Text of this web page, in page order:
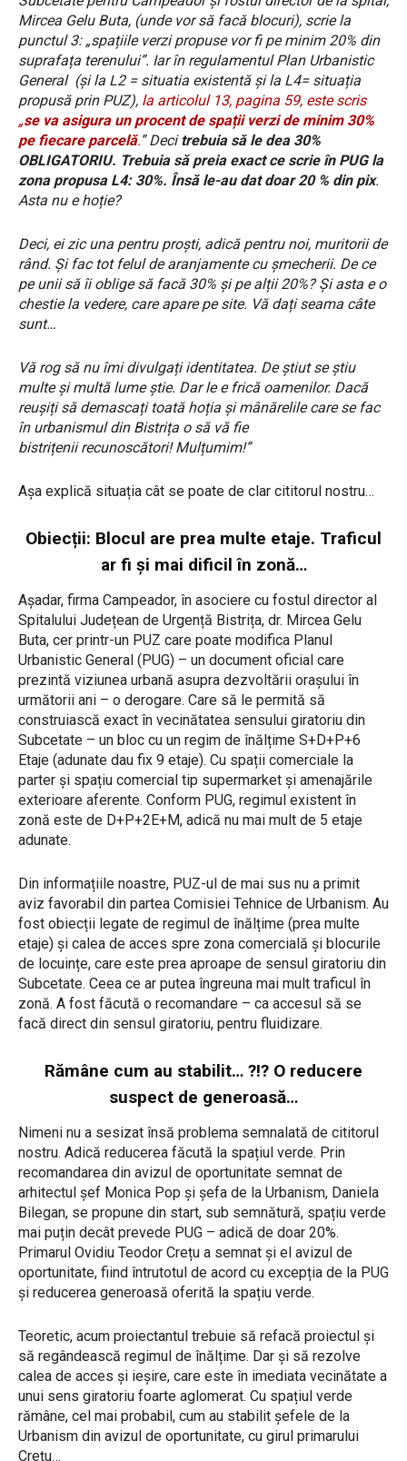
Mircea Gelu Buta, (unde vor să facă blocuri), scrie la
punctul 3: „spațiile verzi propuse vor fi pe minim 20% din
suprafața terenului”. Iar în regulamentul Plan Urbanistic
General (și la L2 = situatia existentă și la L4= situația
propusă prin PUZ), la articolul 13, pagina 59, este scris
„se va asigura un procent de spații verzi de minim 30%
pe fiecare parcelă.” Decitrebuia să le dea 30%
OBLIGATORIU. Trebuia să preia exact ce scrie în PUG la
zona propusa L4: 30%. Însă le-au dat doar 20 % din pix.
Asta nu e hoție?
Deci, ei zic una pentru proști, adică pentru noi, muritorii de
rând. Și fac tot felul de aranjamente cu șmecherii. De ce
pe unii să îi oblige să facă 30% și pe alții 20%? Și asta e o
chestie la vedere, care apare pe site. Vă dați seama câte
sunt…
Vă rog să nu îmi divulgați identitatea. De știut se știu
multe și multă lume știe. Dar le e frică oamenilor. Dacă
reușiți să demascați toată hoția și mânărelile care se fac
în urbanismul din Bistrița o să vă fie
bistrițenii recunoscători! Mulțumim!”
Așa explică situația cât se poate de clar cititorul nostru…
Obiecții: Blocul are prea multe etaje. Traficul
ar fi și mai dificil în zonă…
Așadar, firma Campeador, în asociere cu fostul director al
Spitalului Județean de Urgență Bistrița, dr. Mircea Gelu
Buta, cer printr-un PUZ care poate modifica Planul
Urbanistic General (PUG) – un document oficial care
prezintă viziunea urbană asupra dezvoltării orașului în
următorii ani – o derogare. Care să le permită să
construiască exact în vecinătatea sensului giratoriu din
Subcetate – un bloc cu un regim de înălțime S+D+P+6
Etaje (adunate dau fix 9 etaje). Cu spații comerciale la
parter și spațiu comercial tip supermarket și amenajările
exterioare aferente. Conform PUG, regimul existent în
zonă este de D+P+2E+M, adică nu mai mult de 5 etaje
adunate.
Din informațiile noastre, PUZ-ul de mai sus nu a primit
aviz favorabil din partea Comisiei Tehnice de Urbanism. Au
fost obiecții legate de regimul de înălțime (prea multe
etaje) și calea de acces spre zona comercială și blocurile
de locuințe, care este prea aproape de sensul giratoriu din
Subcetate. Ceea ce ar putea îngreuna mai mult traficul în
zonă. A fost făcută o recomandare – ca accesul să se
facă direct din sensul giratoriu, pentru fluidizare.
Rămâne cum au stabilit… ?!? O reducere
suspect de generoasă…
Nimeni nu a sesizat însă problema semnalată de cititorul
nostru. Adică reducerea făcută la spațiul verde. Prin
recomandarea din avizul de oportunitate semnat de
arhitectul șef Monica Pop și șefa de la Urbanism, Daniela
Bilegan, se propune din start, sub semnătură, spațiu verde
mai puțin decât prevede PUG – adică de doar 20%.
Primarul Ovidiu Teodor Crețu a semnat și el avizul de
oportunitate, fiind întrutotul de acord cu excepția de la PUG
și reducerea generoasă oferită la spațiu verde.
Teoretic, acum proiectantul trebuie să refacă proiectul și
să regândească regimul de înălțime. Dar și să rezolve
calea de acces și ieșire, care este în imediata vecinătate a
unui sens giratoriu foarte aglomerat. Cu spațiul verde
rămâne, cel mai probabil, cum au stabilit șefele de la
Urbanism din avizul de oportunitate, cu girul primarului
Crețu…